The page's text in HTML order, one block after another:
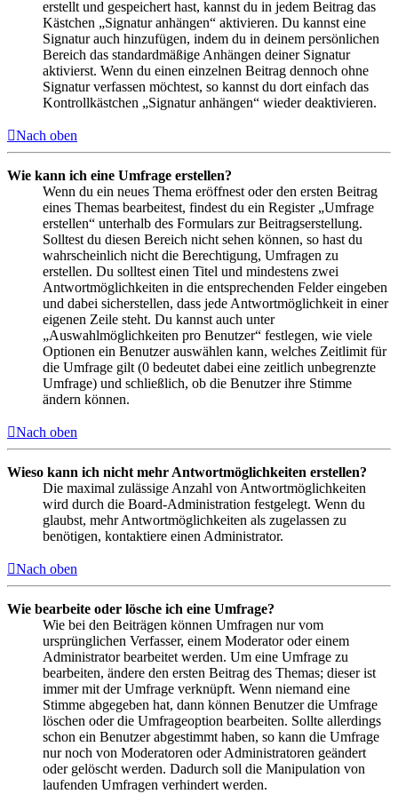
erstellt und gespeichert hast, kannst du in jedem Beitrag das
Kästchen „Signatur anhängen“ aktivieren. Du kannst eine
Signatur auch hinzufügen, indem du in deinem persönlichen
Bereich das standardmäßige Anhängen deiner Signatur
aktivierst. Wenn du einen einzelnen Beitrag dennoch ohne
Signatur verfassen möchtest, so kannst du dort einfach das
Kontrollkästchen „Signatur anhängen“ wieder deaktivieren.
Nach oben
Wie kann ich eine Umfrage erstellen?
Wenn du ein neues Thema eröffnest oder den ersten Beitrag
eines Themas bearbeitest, findest du ein Register „Umfrage
erstellen“ unterhalb des Formulars zur Beitragserstellung.
Solltest du diesen Bereich nicht sehen können, so hast du
wahrscheinlich nicht die Berechtigung, Umfragen zu
erstellen. Du solltest einen Titel und mindestens zwei
Antwortmöglichkeiten in die entsprechenden Felder eingeben
und dabei sicherstellen, dass jede Antwortmöglichkeit in einer
eigenen Zeile steht. Du kannst auch unter
„Auswahlmöglichkeiten pro Benutzer“ festlegen, wie viele
Optionen ein Benutzer auswählen kann, welches Zeitlimit für
die Umfrage gilt (0 bedeutet dabei eine zeitlich unbegrenzte
Umfrage) und schließlich, ob die Benutzer ihre Stimme
ändern können.
Nach oben
Wieso kann ich nicht mehr Antwortmöglichkeiten erstellen?
Die maximal zulässige Anzahl von Antwortmöglichkeiten
wird durch die Board-Administration festgelegt. Wenn du
glaubst, mehr Antwortmöglichkeiten als zugelassen zu
benötigen, kontaktiere einen Administrator.
Nach oben
Wie bearbeite oder lösche ich eine Umfrage?
Wie bei den Beiträgen können Umfragen nur vom
ursprünglichen Verfasser, einem Moderator oder einem
Administrator bearbeitet werden. Um eine Umfrage zu
bearbeiten, ändere den ersten Beitrag des Themas; dieser ist
immer mit der Umfrage verknüpft. Wenn niemand eine
Stimme abgegeben hat, dann können Benutzer die Umfrage
löschen oder die Umfrageoption bearbeiten. Sollte allerdings
schon ein Benutzer abgestimmt haben, so kann die Umfrage
nur noch von Moderatoren oder Administratoren geändert
oder gelöscht werden. Dadurch soll die Manipulation von
laufenden Umfragen verhindert werden.